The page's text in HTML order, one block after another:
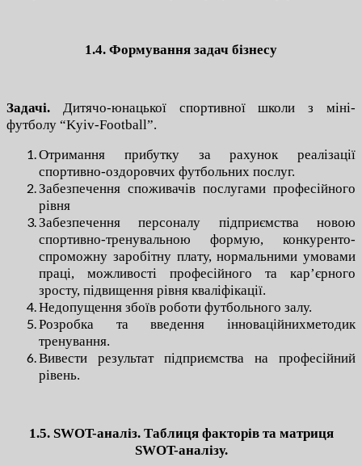
1.4. Формування задач бізнесу
Задачі.
Дитячо-юнацької спортивної школи з міні-
футболу “Kyiv-Football”.
Отримання прибутку за рахунок реалізації
спортивно-оздоровчих футбольних послуг.
Забезпечення споживачів послугами професійного
рівня
Забезпечення персоналу підприємства новою
спортивно-тренувальною формую, конкуренто-
спроможну заробітну плату, нормальними умовами
праці, можливості професійного та кар’єрного
зросту, підвищення рівня кваліфікації.
Недопущення збоїв роботи футбольного залу.
Розробка та введення інноваційнихметодик
тренування.
Вивести результат підприємства на професійний
рівень.
1.5. SWOT-аналіз. Таблиця факторів та матриця
SWOT-аналізу.